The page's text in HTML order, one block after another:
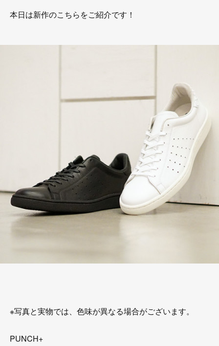
本日は新作のこちらをご紹介です！
※写真と実物では、色味が異なる場合がございます。
PUNCH+